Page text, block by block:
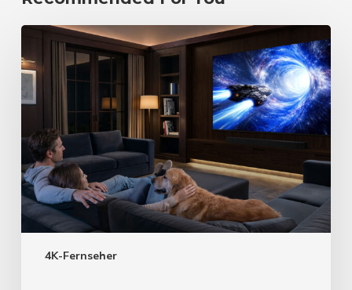
4K-Fernseher